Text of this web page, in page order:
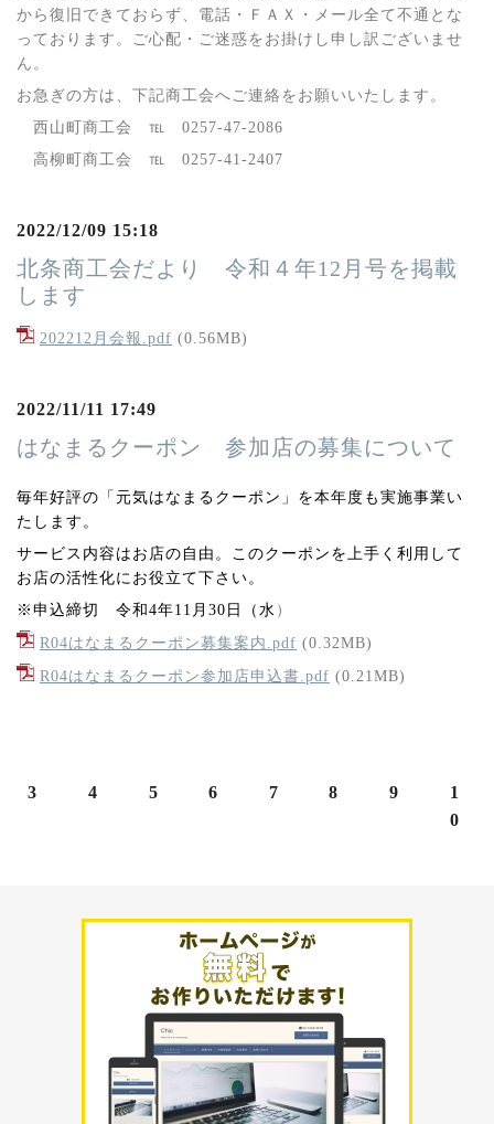
から復旧できておらず、電話・ＦＡＸ・メール全て不通とな
っております。ご心配・ご迷惑をお掛けし申し訳ございませ
ん。
お急ぎの方は、下記商工会へご連絡をお願いいたします。
西山町商工会 ℡ 0257-47-2086
高柳町商工会 ℡ 0257-41-2407
2022/12/09 15:18
北条商工会だより 令和４年12月号を掲載
します
202212月会報.pdf (0.56MB)
2022/11/11 17:49
はなまるクーポン 参加店の募集について
毎年好評の「元気はなまるクーポン」を本年度も実施事業い
たします。
サービス内容はお店の自由。このクーポンを上手く利用して
お店の活性化にお役立て下さい。
※申込締切 令和4年11月30日（水 ）
R04はなまるクーポン募集案内.pdf (0.32MB)
R04はなまるクーポン参加店申込書.pdf (0.21MB)
3 4 5 6 7 8 9
1
0